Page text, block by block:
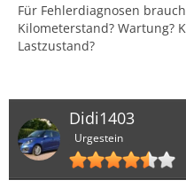
Für Fehlerdiagnosen
Kilometerstand? Wartung?
Lastzustand?
Didi1403
Urgestein